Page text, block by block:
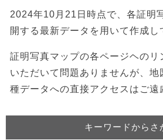
2024年10月21日時点で、各証明
開する最新データを用いて作成し
証明写真マップの各ページヘのリ
いただいて問題ありませんが、地
種データへの直接アクセスはご遠
キーワードからさ